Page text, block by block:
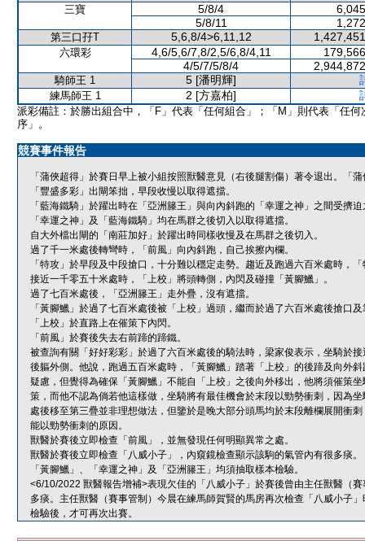
三寶 5/8/4
5/8/11
第三口孖T 5,6,8/4>6,11,12
六環彩 4,6/5,6/7,8/2,5/6,8/4,11
4/5/7/5/8/4
騎師王 1 5 [潘明輝]
練馬師王 1 2 [方嘉柏]
派彩備註：於勝出組合中，「F」代表「任何組合」；「M」則代表「任何
序」。
競賽事件報告
「蒲俠超得」於賽日早上被小組按照獸醫意見（右後腿割傷）著令退出。「
「豐盛多彩」出閘笨拙，早段收慢以取得遮擋。
「藍海鐵騎」於躍出時在「亞洲籐王」與向內斜跑的「幸運之神」之間受擠
「幸運之神」及「藍海鐵騎」均在馬群之後切入以取得遮擋。
自大外檔出閘的「南莊加好」於躍出時同樣收慢及在馬群之後切入。
過了千一米處後轉彎時，「前風」向內斜跑，自己挨擦內欄。
「特攻」於早段及中段搶口，十分難以穩定走勢。趨近及跑過六百米處時，
接近一千零五十米處時，「上校」將頭轉側，內閃及碰撞「黃腳鱲」。
過了七百米處後，「亞洲籐王」走外疊，沒有遮擋。
「黃腳鱲」於過了七百米處後被「上校」過頭，繼而於過了六百米處後搶口
「上校」於直路上在催策下內閃。
「前風」於賽後失去右前蹄的蹄鐵。
被查詢有關「好好彩彩」於過了六百米處後的騎法時，梁家俊表示，坐騎於
後軀外側。他說，跑過五百米處時，「黃腳鱲」踏著「上校」的後蹄及向外
疑慮，但覺得為確保「黃腳鱲」不能自「上校」之後向外移出，他將須催策
策，而他不認為倘若他這樣做，坐騎將有最佳機會於末段以勁勢衝刺，因為
處後移至第三疊並非理想做法，但鑒於是晚大部分頭馬均於末段離欄展開衝
能以勁勢衝刺的原因。
獸醫於賽後立即檢查「前風」，並無發現任何明顯異常之處。
獸醫於賽後立即檢查「八威小子」，內窺鏡檢查顯示該駒的氣管內有很多痰。
「黃腳鱲」、「幸運之神」及「亞洲籐王」均須抽取樣本檢驗。
<6/10/2022 獸醫報告增補>表現欠佳的「八威小子」於賽後曾由主任獸醫（
多痰。主任獸醫（賽事管制）今晨在練馬師賀賢的馬房再次檢查「八威小子
檢驗後，才可再次出賽。